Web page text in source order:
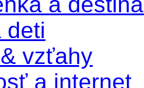
deti
vzťahy
a internet